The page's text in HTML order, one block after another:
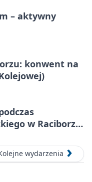
– aktywny
konwent na
w Raciborzu
wydarzenia